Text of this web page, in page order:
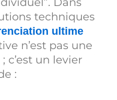
techniques
ultime
n’est pas une
c’est un levier
: